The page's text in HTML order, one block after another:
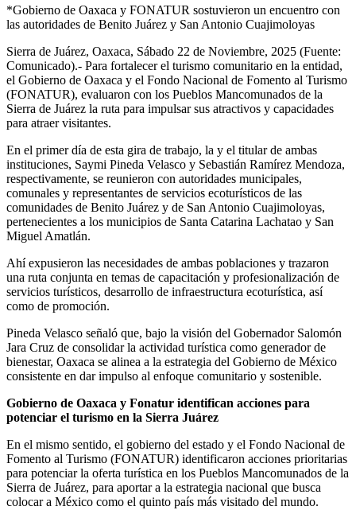
*Gobierno de Oaxaca y FONATUR sostuvieron un encuentro con
las autoridades de Benito Juárez y San Antonio Cuajimoloyas
Sierra de Juárez, Oaxaca, Sábado 22 de Noviembre, 2025 (Fuente:
Comunicado).- Para fortalecer el turismo comunitario en la entidad,
el Gobierno de Oaxaca y el Fondo Nacional de Fomento al Turismo
(FONATUR), evaluaron con los Pueblos Mancomunados de la
Sierra de Juárez la ruta para impulsar sus atractivos y capacidades
para atraer visitantes.
En el primer día de esta gira de trabajo, la y el titular de ambas
instituciones, Saymi Pineda Velasco y Sebastián Ramírez Mendoza,
respectivamente, se reunieron con autoridades municipales,
comunales y representantes de servicios ecoturísticos de las
comunidades de Benito Juárez y de San Antonio Cuajimoloyas,
pertenecientes a los municipios de Santa Catarina Lachatao y San
Miguel Amatlán.
Ahí expusieron las necesidades de ambas poblaciones y trazaron
una ruta conjunta en temas de capacitación y profesionalización de
servicios turísticos, desarrollo de infraestructura ecoturística, así
como de promoción.
Pineda Velasco señaló que, bajo la visión del Gobernador Salomón
Jara Cruz de consolidar la actividad turística como generador de
bienestar, Oaxaca se alinea a la estrategia del Gobierno de México
consistente en dar impulso al enfoque comunitario y sostenible.
Gobierno de Oaxaca y Fonatur identifican acciones para
potenciar el turismo en la Sierra Juárez
En el mismo sentido, el gobierno del estado y el Fondo Nacional de
Fomento al Turismo (FONATUR) identificaron acciones prioritarias
para potenciar la oferta turística en los Pueblos Mancomunados de la
Sierra de Juárez, para aportar a la estrategia nacional que busca
colocar a México como el quinto país más visitado del mundo.